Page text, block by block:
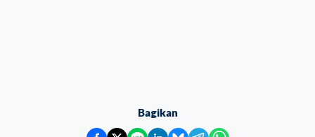
Bagikan